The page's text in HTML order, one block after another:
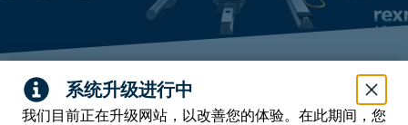
返回至概览
Download
我们目前正在升级网站，以改善您的体验。在此期间，您